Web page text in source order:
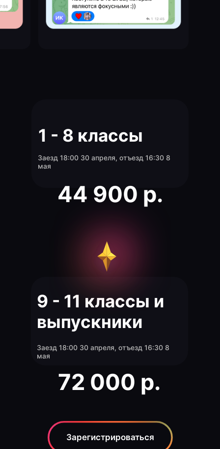
44 900 р.
72 000 р.
1 - 8 классы
Заезд 18:00 30 апреля, отъезд 16:30 8
мая
9 - 11 классы и
выпускники
Заезд 18:00 30 апреля, отъезд 16:30 8
мая
Зарегистрироваться